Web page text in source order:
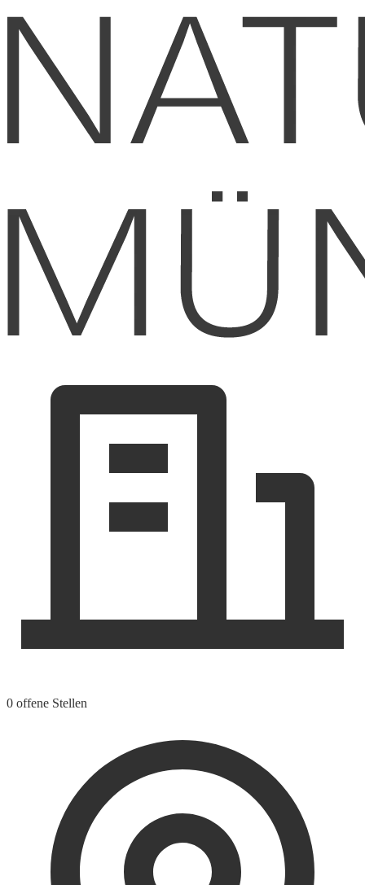
0 offene Stellen